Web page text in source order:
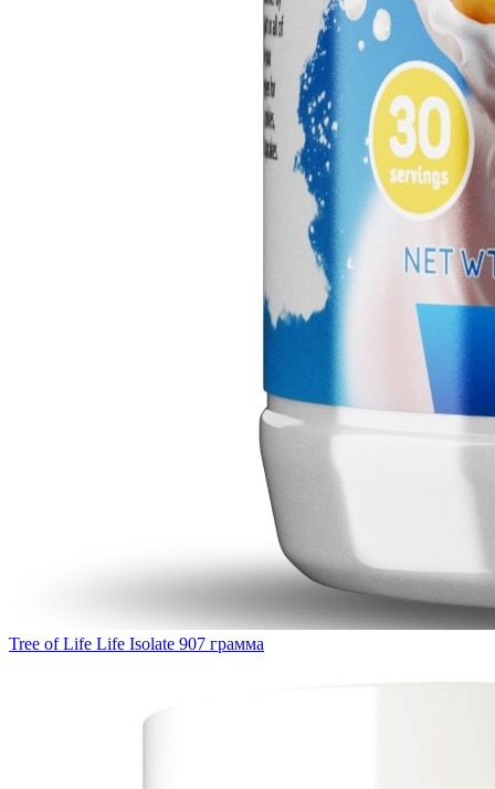
Tree of Life Life Isolate 907 грамма